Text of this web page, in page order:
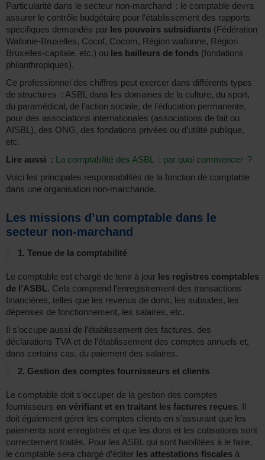
Particularité dans le secteur non-marchand : le comptable devra
assurer le contrôle budgétaire pour l’établissement des rapports
spécifiques demandés par les pouvoirs subsidiants (Fédération
Wallonie-Bruxelles, Cocof, Cocom, Région wallonne, Région
Bruxelles-capitale, etc.) ou les bailleurs de fonds (fondations
philanthropiques).
Ce professionnel des chiffres peut exercer dans différents types
de structures : ASBL dans les domaines de la culture, du sport,
du paramédical, de l’action sociale, de l’éducation permanente,
pour des associations internationales (associations de fait ou
AISBL), des ONG, des fondations privées ou d’utilité publique,
etc.
Lire aussi : La comptabilité des ASBL : par quoi commencer ?
Voici les principales responsabilités de la fonction de comptable
dans une organisation non-marchande.
Les missions d’un comptable dans le
secteur non-marchand
1. Tenue de la comptabilité
Le comptable est chargé de tenir à jour les registres comptables
de l’ASBL. Cela comprend l’enregistrement des transactions
financières, telles que les revenus de dons, les subsides, les
dépenses de fonctionnement, les salaires, etc.
Il s’occupe aussi de l’établissement des factures, des
déclarations TVA et de l’établissement des comptes annuels et,
dans certains cas, du paiement des salaires.
2. Gestion des comptes fournisseurs et clients
Le comptable doit s’occuper de la gestion des comptes
fournisseurs en vérifiant et en traitant les factures reçues. Il
doit également gérer les comptes clients en s’assurant que les
paiements sont enregistrés et que les dons et les cotisations sont
correctement traités. Pour les ASBL qui sont habilitées à le faire,
le comptable sera chargé d’éditer les attestations fiscales à